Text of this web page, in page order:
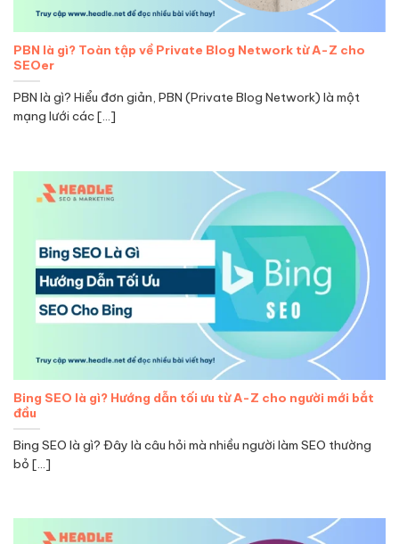
PBN là gì? Toàn tập về Private Blog Network từ A-Z cho
SEOer
PBN là gì? Hiểu đơn giản, PBN (Private Blog Network) là một
mạng lưới các [...]
Bing SEO là gì? Hướng dẫn tối ưu từ A-Z cho người mới bắt
đầu
Bing SEO là gì? Đây là câu hỏi mà nhiều người làm SEO thường
bỏ [...]